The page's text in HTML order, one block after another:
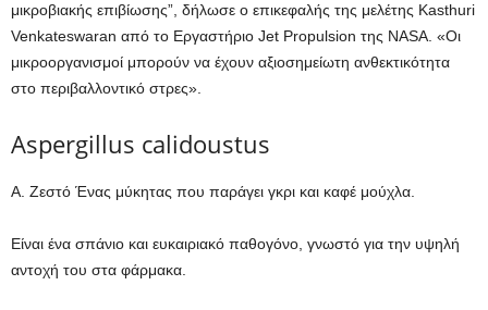
μικροβιακής επιβίωσης”, δήλωσε ο επικεφαλής της μελέτης Kasthuri
Venkateswaran από το Εργαστήριο Jet Propulsion της NASA. «Οι
μικροοργανισμοί μπορούν να έχουν αξιοσημείωτη ανθεκτικότητα
στο περιβαλλοντικό στρες».
Aspergillus calidoustus
Α. Ζεστό Ένας μύκητας που παράγει γκρι και καφέ μούχλα.
Είναι ένα σπάνιο και ευκαιριακό παθογόνο, γνωστό για την υψηλή
αντοχή του στα φάρμακα.